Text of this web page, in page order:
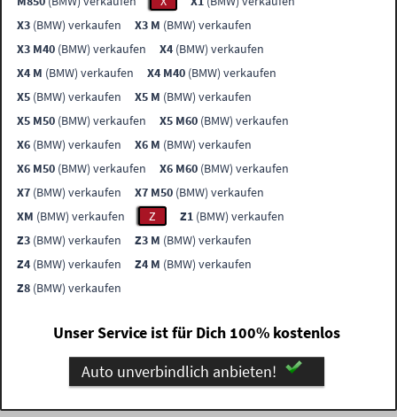
X3 (BMW) verkaufen X3 M (BMW) verkaufen
X3 M40 (BMW) verkaufen X4 (BMW) verkaufen
X4 M (BMW) verkaufen X4 M40 (BMW) verkaufen
X5 (BMW) verkaufen X5 M (BMW) verkaufen
X5 M50 (BMW) verkaufen X5 M60 (BMW) verkaufen
X6 (BMW) verkaufen X6 M (BMW) verkaufen
X6 M50 (BMW) verkaufen X6 M60 (BMW) verkaufen
X7 (BMW) verkaufen X7 M50 (BMW) verkaufen
XM (BMW) verkaufen Z Z1 (BMW) verkaufen
Z3 (BMW) verkaufen Z3 M (BMW) verkaufen
Z4 (BMW) verkaufen Z4 M (BMW) verkaufen
Z8 (BMW) verkaufen
Unser Service ist für Dich 100% kostenlos
Auto unverbindlich anbieten!